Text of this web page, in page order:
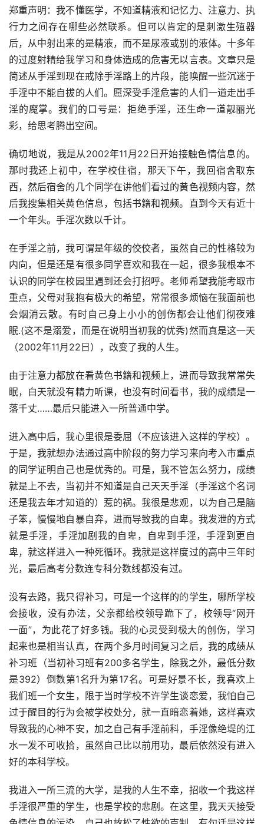
郑重声明：我不懂医学，不知道精液和记忆力、注意力、执
行力之间存在哪些必然联系。但可以肯定的是刺激生殖器
后，从中射出来的是精液，而不是尿液或别的液体。十多年
的过度射精给我学习和身体造成的危害无以言表。文章只是
简述从手淫到现在戒除手淫路上的片段，能唤醒一些沉迷于
手淫中不能自拔的人们。愿深受手淫危害的人们一道走出手
淫的魔掌。我们的口号是：拒绝手淫，还生命一道靓丽光
彩，给思考腾出空间。
确切地说，我是从2002年11月22日开始接触色情信息的。
那时我还上初中，在学校住宿，那天下午，我回宿舍取东
西，然后宿舍的几个同学在讲他们看过的黄色视频内容，然
后我搜集相关黄色信息，包括书籍和视频。直到今天有近十
一个年头。手淫次数以千计。
在手淫之前，我可谓是年级的佼佼者，虽然自己的性格较为
内向，但是还是有很多同学喜欢和我在一起，很多我根本不
认识的同学在校园里遇到还会打招呼。老师希望我能考取市
重点，父母对我抱有极大的希望，常常很多烦恼在我面前也
会烟消云散。有时自己身上小小的创伤都会让他们彻夜难
眠.(这不是溺爱，而是在说明当初我的优秀)然而真是这一天
（2002年11月22日），改变了我的人生。
由于注意力都放在看黄色书籍和视频上，进而导致我常常失
眠，白天就没有精力听课，也没有时间看书，我的成绩是一
落千丈……最后只能进入一所普通中学。
进入高中后，我心里很是委屈（不应该进入这样的学校）。
于是，我就想办法通过高中阶段的努力学习来向考入市重点
的同学证明自己也是优秀的。可是，我不管怎么努力，成绩
就是上不去，当初并不知道是自己天天手淫（手淫这个名词
还是我去年才知道的）惹的祸。我很是悲观，以为自己是脑
子笨，慢慢地自暴自弃，进而导致我的自卑。我发泄的方式
就是手淫，手淫加剧我的自卑，自卑到手淫，手淫到更自
卑，就这样进入一种死循环。我就是这样度过的高中三年时
光，最后高考分数连专科分数线都没有过。
没有去路，我只得补习，可是一个这样的的学生，哪所学校
会接收，没有办法，父亲都给校领导跪下了，校领导“网开
一面”，为此花了好多钱。我的心灵受到极大的创伤，学习
起来也是相当认真，在两个多月时间复习之后，我的成绩从
补习班（当初补习班有200多名学生，除我之外，最低分数
是392）倒数第1名升为第17名。可是好景不长，我喜欢上
我们班一个女生，限于当时学校不许学生谈恋爱，我怕自己
过于醒目的行为会被学校处分，就一直暗恋着她，这样喜欢
导致我的心神不安，加之自己有手淫前科，手淫像绝堤的江
水一发不可收拾，虽然自己比以前用功，最后依然没有进入
好的本科学校。
我进入一所三流的大学，是我的人生不幸，招收一个我这样
手淫很严重的学生，也是学校的悲剧。在这里，我天天接受